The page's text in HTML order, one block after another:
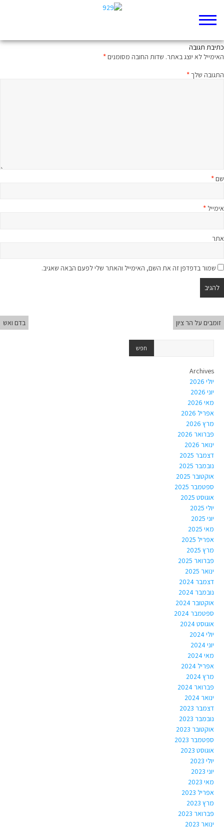
כתיבת תגובה
האימייל לא יוצג באתר. שדות החובה מסומנים*
התגובה שלך*
שם*
אימייל *
אתר
שמור בדפדפן זה את השם, האימייל והאתר שלי לפעם הבאה שאגיב.
זומבים על הר ציון בדם ואש
Archives
יולי 2026
יוני 2026
מאי 2026
אפריל 2026
מרץ 2026
פברואר 2026
ינואר 2026
דצמבר 2025
נובמבר 2025
אוקטובר 2025
ספטמבר 2025
אוגוסט 2025
יולי 2025
יוני 2025
מאי 2025
אפריל 2025
מרץ 2025
פברואר 2025
ינואר 2025
דצמבר 2024
נובמבר 2024
אוקטובר 2024
ספטמבר 2024
אוגוסט 2024
יולי 2024
יוני 2024
מאי 2024
אפריל 2024
מרץ 2024
פברואר 2024
ינואר 2024
דצמבר 2023
נובמבר 2023
אוקטובר 2023
ספטמבר 2023
אוגוסט 2023
יולי 2023
יוני 2023
מאי 2023
אפריל 2023
מרץ 2023
פברואר 2023
ינואר 2023